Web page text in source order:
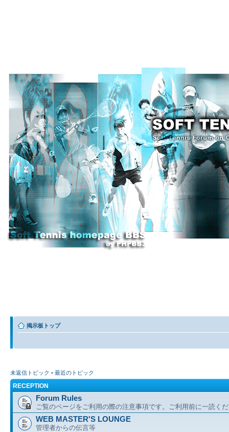
掲示板トップ
未返信トピック • 最近のトピック
RECEPTION
Forum Rules
ご覧のページをご利用の際の注意事項です。ご利用前に一読く
WEB MASTER'S LOUNGE
管理者からの伝言等